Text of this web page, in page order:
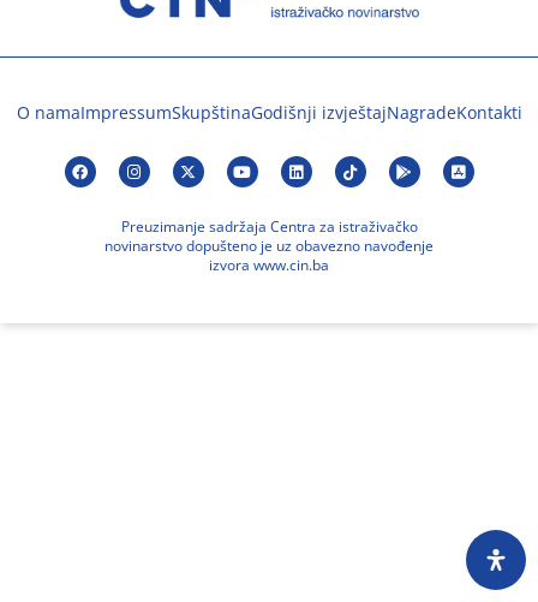
O namaImpressumSkupštinaGodišnji izvještajNagradeKontakti
Preuzimanje sadržaja Centra za istraživačko
novinarstvo dopušteno je uz obavezno navođenje
izvora www.cin.ba